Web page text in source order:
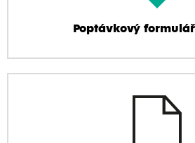
Poptávkový formulář